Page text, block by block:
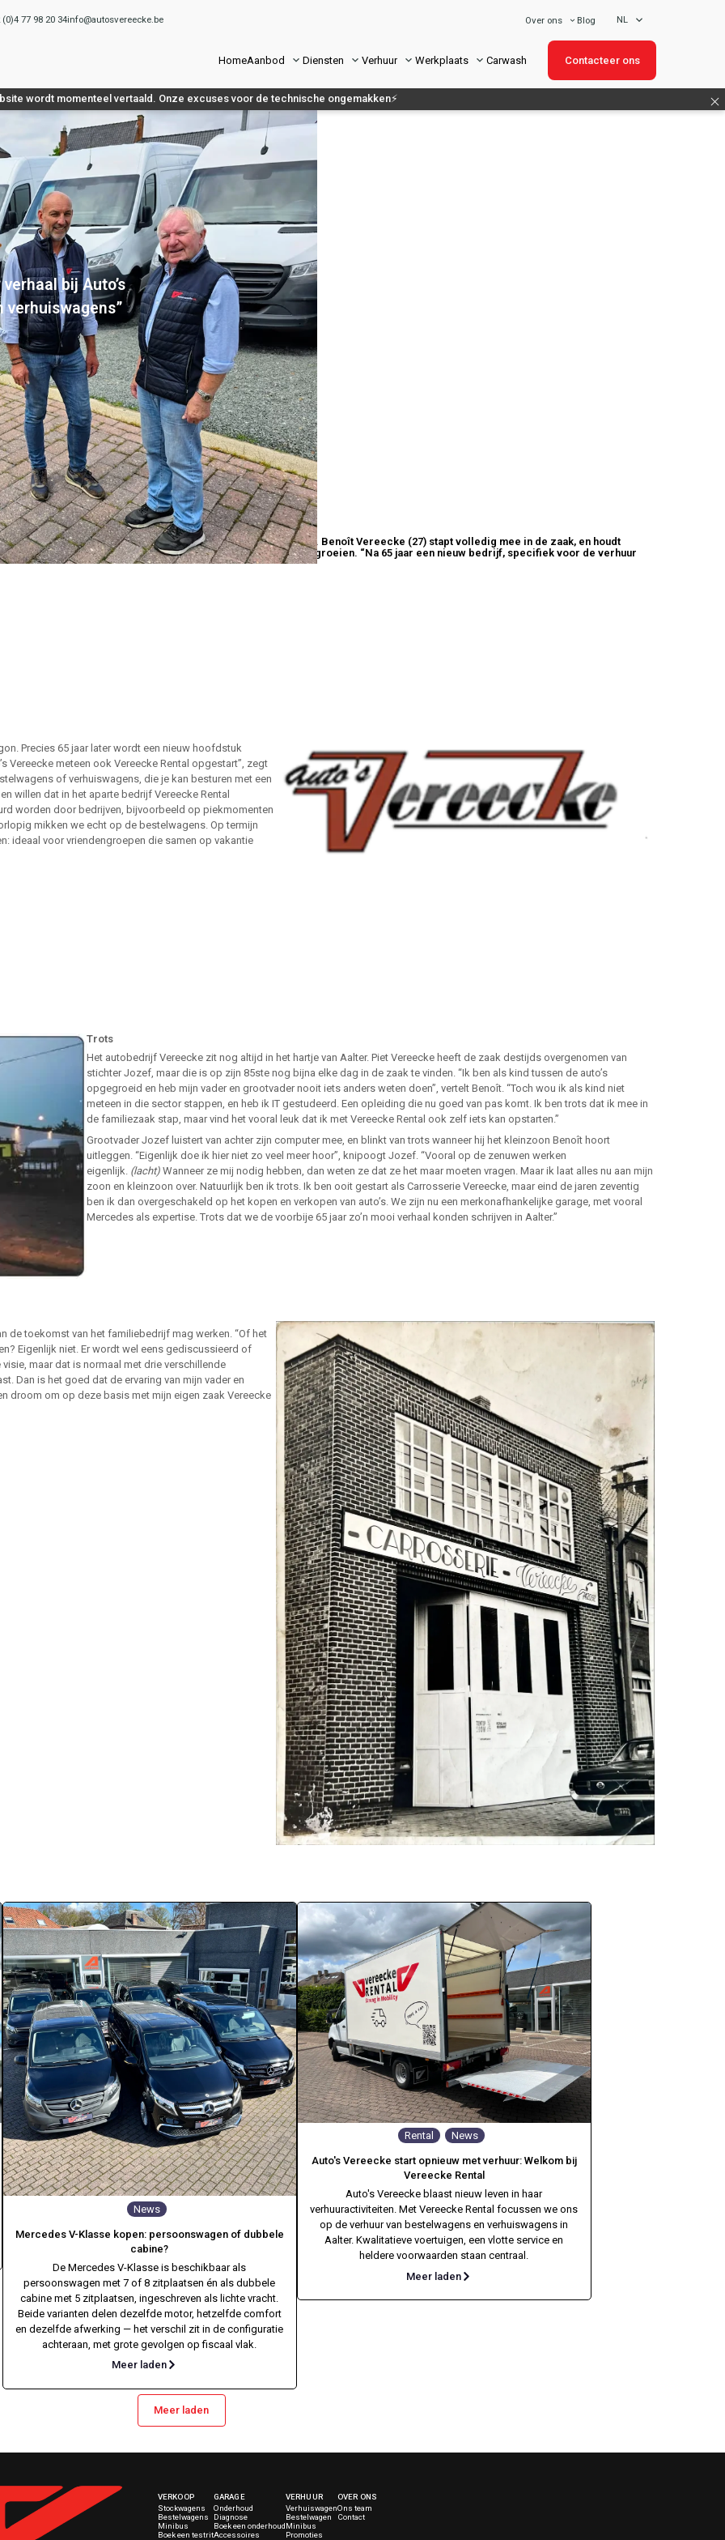
(0)4 77 98 20 34info@autosvereecke.be Over ons Blog NL
HomeAanbod Diensten Verhuur Werkplaats Carwash Contacteer ons
wordt momenteel vertaald. Onze excuses voor de technische ongemakken⚡
bij Auto’s
verhuiswagens”
generatie in het bedrijf meer dan ooit klaar voor de toekomst. Benoît Vereecke (27) stapt volledig mee in de zaak, en houdt
(57) en grootvader Jozef (85) zien hun levenswerk zo verder groeien. “Na 65 jaar een nieuw bedrijf, specifiek voor de verhuur
Precies 65 jaar later wordt een nieuw hoofdstuk
Vereecke meteen ook Vereecke Rental opgestart”, zegt
of verhuiswagens, die je kan besturen met een
willen dat in het aparte bedrijf Vereecke Rental
worden door bedrijven, bijvoorbeeld op piekmomenten
mikken we echt op de bestelwagens. Op termijn
ideaal voor vriendengroepen die samen op vakantie
Trots
Het autobedrijf Vereecke zit nog altijd in het hartje van Aalter. Piet Vereecke heeft de zaak destijds overgenomen van
stichter Jozef, maar die is op zijn 85ste nog bijna elke dag in de zaak te vinden. “Ik ben als kind tussen de auto’s
opgegroeid en heb mijn vader en grootvader nooit iets anders weten doen”, vertelt Benoît. “Toch wou ik als kind niet
meteen in die sector stappen, en heb ik IT gestudeerd. Een opleiding die nu goed van pas komt. Ik ben trots dat ik mee in
de familiezaak stap, maar vind het vooral leuk dat ik met Vereecke Rental ook zelf iets kan opstarten.”
Grootvader Jozef luistert van achter zijn computer mee, en blinkt van trots wanneer hij het kleinzoon Benoît hoort
uitleggen. “Eigenlijk doe ik hier niet zo veel meer hoor”, knipoogt Jozef. “Vooral op de zenuwen werken
eigenlijk. (lacht) Wanneer ze mij nodig hebben, dan weten ze dat ze het maar moeten vragen. Maar ik laat alles nu aan mijn
zoon en kleinzoon over. Natuurlijk ben ik trots. Ik ben ooit gestart als Carrosserie Vereecke, maar eind de jaren zeventig
ben ik dan overgeschakeld op het kopen en verkopen van auto’s. We zijn nu een merkonafhankelijke garage, met vooral
Mercedes als expertise. Trots dat we de voorbije 65 jaar zo’n mooi verhaal konden schrijven in Aalter.”
de toekomst van het familiebedrijf mag werken. “Of het
Eigenlijk niet. Er wordt wel eens gediscussieerd of
maar dat is normaal met drie verschillende
Dan is het goed dat de ervaring van mijn vader en
droom om op deze basis met mijn eigen zaak Vereecke
News
Mercedes V-Klasse kopen: persoonswagen of dubbele
cabine?
De Mercedes V-Klasse is beschikbaar als
persoonswagen met 7 of 8 zitplaatsen én als dubbele
cabine met 5 zitplaatsen, ingeschreven als lichte vracht.
Beide varianten delen dezelfde motor, hetzelfde comfort
en dezelfde afwerking — het verschil zit in de configuratie
achteraan, met grote gevolgen op fiscaal vlak.
Meer laden
Rental News
Auto's Vereecke start opnieuw met verhuur: Welkom bij
Vereecke Rental
Auto's Vereecke blaast nieuw leven in haar
verhuuractiviteiten. Met Vereecke Rental focussen we ons
op de verhuur van bestelwagens en verhuiswagens in
Aalter. Kwalitatieve voertuigen, een vlotte service en
heldere voorwaarden staan centraal.
Meer laden
Meer laden
VERKOOP
Stockwagens
Bestelwagens
Minibus
Boek een testrit
GARAGE
Onderhoud
Diagnose
Boek een onderhoud
Accessoires
VERHUUR
Verhuiswagen
Bestelwagen
Minibus
Promoties
OVER ONS
Ons team
Contact